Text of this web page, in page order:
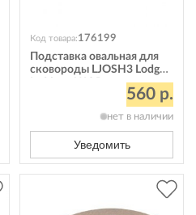
Код товара:176199
Подставка овальная для
сковороды LJOSH3 Lodge
560 р.
нет в наличии
Уведомить